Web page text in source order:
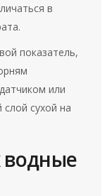
в
показатель,
или
сухой на
водные